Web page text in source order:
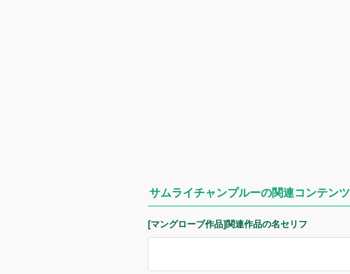
サムライチャンプルーの関連コンテンツ
[マングローブ作品]関連作品の名セリフ